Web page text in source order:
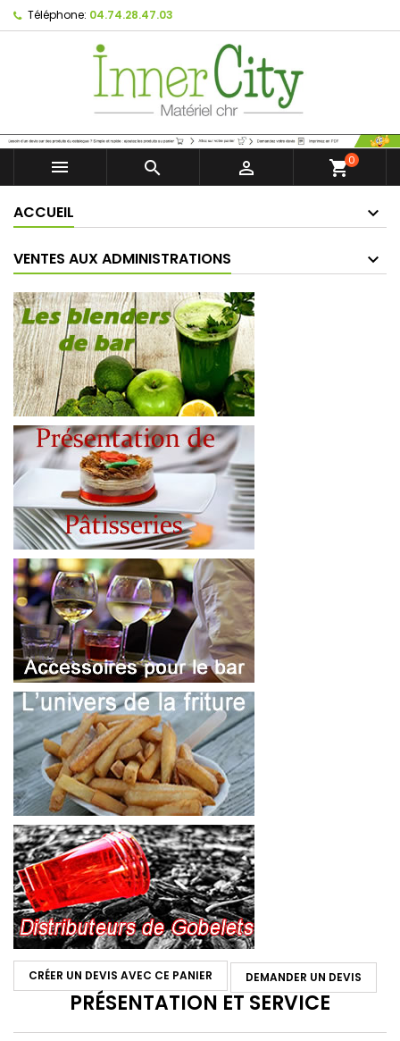
Téléphone: 04.74.28.47.03
   shopping_cart0
ACCUEIL
VENTES AUX ADMINISTRATIONS
CRÉER UN DEVIS AVEC CE PANIER DEMANDER UN DEVIS
PRÉSENTATION ET SERVICE